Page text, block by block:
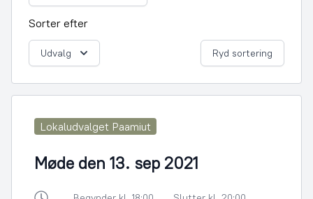
Sorter efter
Udvalg Ryd sortering
Lokaludvalget Paamiut
Møde den 13. sep 2021